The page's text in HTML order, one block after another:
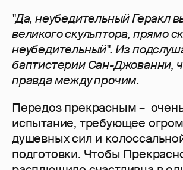
"Да, неубедительный Геракл
великого скульптора, прямо
неубедительный". Из
баптистерии Сан-Джованни,
правда между прочим.
Передоз прекрасным –
испытание, требующее
душевных сил и
подготовки. Чтобы